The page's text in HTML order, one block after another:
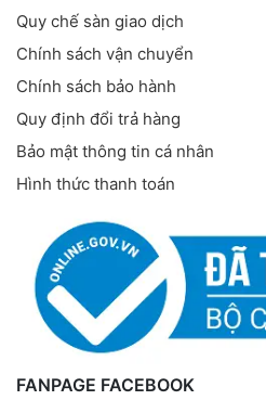
Quy chế sàn giao dịch
Chính sách vận chuyển
Chính sách bảo hành
Quy định đổi trả hàng
Bảo mật thông tin cá nhân
Hình thức thanh toán
FANPAGE FACEBOOK